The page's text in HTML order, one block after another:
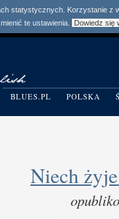
statystycznych. Korzystanie
te ustawienia.
Dowiedz się
BLUES.PL POLSKA
Niech